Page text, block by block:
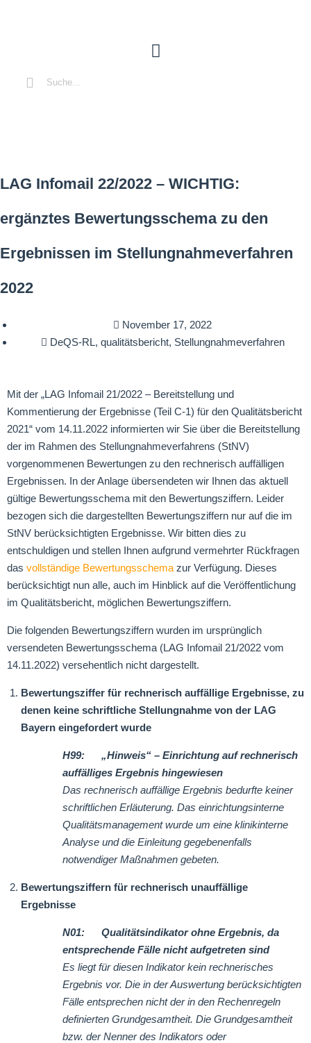
LAG Infomail 22/2022 – WICHTIG:
ergänztes Bewertungsschema zu den
Ergebnissen im Stellungnahmeverfahren
2022
November 17, 2022
DeQS-RL, qualitätsbericht, Stellungnahmeverfahren
Mit der „LAG Infomail 21/2022 – Bereitstellung und
Kommentierung der Ergebnisse (Teil C-1) für den Qualitätsbericht
2021“ vom 14.11.2022 informierten wir Sie über die Bereitstellung
der im Rahmen des Stellungnahmeverfahrens (StNV)
vorgenommenen Bewertungen zu den rechnerisch auffälligen
Ergebnissen. In der Anlage übersendeten wir Ihnen das aktuell
gültige Bewertungsschema mit den Bewertungsziffern. Leider
bezogen sich die dargestellten Bewertungsziffern nur auf die im
StNV berücksichtigten Ergebnisse. Wir bitten dies zu
entschuldigen und stellen Ihnen aufgrund vermehrter Rückfragen
das vollständige Bewertungsschema zur Verfügung. Dieses
berücksichtigt nun alle, auch im Hinblick auf die Veröffentlichung
im Qualitätsbericht, möglichen Bewertungsziffern.
Die folgenden Bewertungsziffern wurden im ursprünglich
versendeten Bewertungsschema (LAG Infomail 21/2022 vom
14.11.2022) versehentlich nicht dargestellt.
Bewertungsziffer für rechnerisch auffällige Ergebnisse, zu
denen keine schriftliche Stellungnahme von der LAG
Bayern eingefordert wurde
H99: „Hinweis“ – Einrichtung auf rechnerisch
auffälliges Ergebnis hingewiesen
Das rechnerisch auffällige Ergebnis bedurfte keiner
schriftlichen Erläuterung. Das einrichtungsinterne
Qualitätsmanagement wurde um eine klinikinterne
Analyse und die Einleitung gegebenenfalls
notwendiger Maßnahmen gebeten.
Bewertungsziffern für rechnerisch unauffällige
Ergebnisse
N01: Qualitätsindikator ohne Ergebnis, da
entsprechende Fälle nicht aufgetreten sind
Es liegt für diesen Indikator kein rechnerisches
Ergebnis vor. Die in der Auswertung berücksichtigten
Fälle entsprechen nicht der in den Rechenregeln
definierten Grundgesamtheit. Die Grundgesamtheit
bzw. der Nenner des Indikators oder